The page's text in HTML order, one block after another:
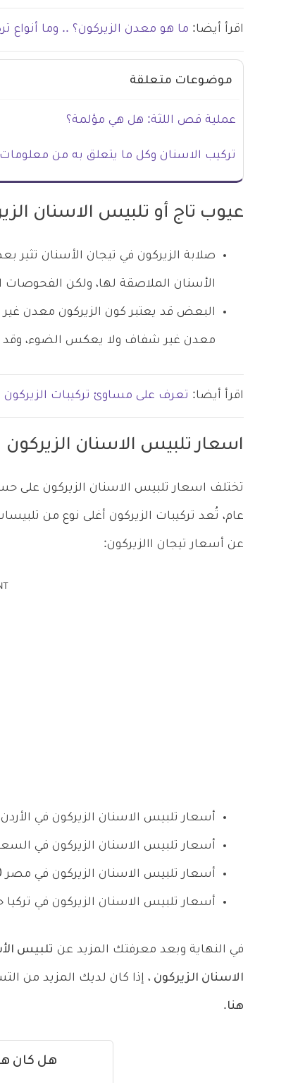
اقرأ أيضا: ما هو معدن الزيركون؟ .. وما أنواع
موضوعات متعلقة
عملية قص اللثة: هل هي مؤلمة؟
تركيب الاسنان وكل ما يتعلق به من معلومات
عيوب تاج أو تلبيس الاسنان
صلابة الزيركون في تيجان الأسنان
الأسنان الملاصقة لها، ولكن
البعض قد يعتبر كون الزيركون معدن
معدن غير شفاف ولا يعكس الضوء،
اقرأ أيضا: تعرف على مساوئ تركيبات الزيركون
اسعار تلبيس الاسنان الزيركون
تختلف اسعار تلبيس الاسنان الزيركون على
عام، تُعد تركيبات الزيركون أغلى نوع من
عن أسعار تيجان االزيركون:
أسعار تلبيس الاسنان الزيركون في الأردن من 200-300 دولار للسن
أسعار تلبيس الاسنان الزيركون في السعودية من 150-300 دولار
أسعار تلبيس الاسنان الزيركون في مصر 150-300 دولار للسن الواحد.
أسعار تلبيس الاسنان الزيركون في تركيا حوالي 300
في النهاية وبعد معرفتك المزيد عن تلبيس
الاسنان الزيركون ، إذا كان لديك المزيد من
هنا.
هل كان